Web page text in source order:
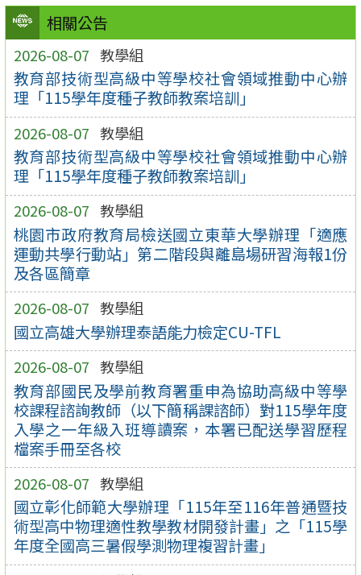
相關公告
2026-08-07 教學組
教育部技術型高級中等學校社會領域推動中心辦
理「115學年度種子教師教案培訓」
2026-08-07 教學組
教育部技術型高級中等學校社會領域推動中心辦
理「115學年度種子教師教案培訓」
2026-08-07 教學組
桃園市政府教育局檢送國立東華大學辦理「適應
運動共學行動站」第二階段與離島場研習海報1份
及各區簡章
2026-08-07 教學組
國立高雄大學辦理泰語能力檢定CU-TFL
2026-08-07 教學組
教育部國民及學前教育署重申為協助高級中等學
校課程諮詢教師（以下簡稱課諮師）對115學年度
入學之一年級入班導讀案，本署已配送學習歷程
檔案手冊至各校
2026-08-07 教學組
國立彰化師範大學辦理「115年至116年普通暨技
術型高中物理適性教學教材開發計畫」之「115學
年度全國高三暑假學測物理複習計畫」